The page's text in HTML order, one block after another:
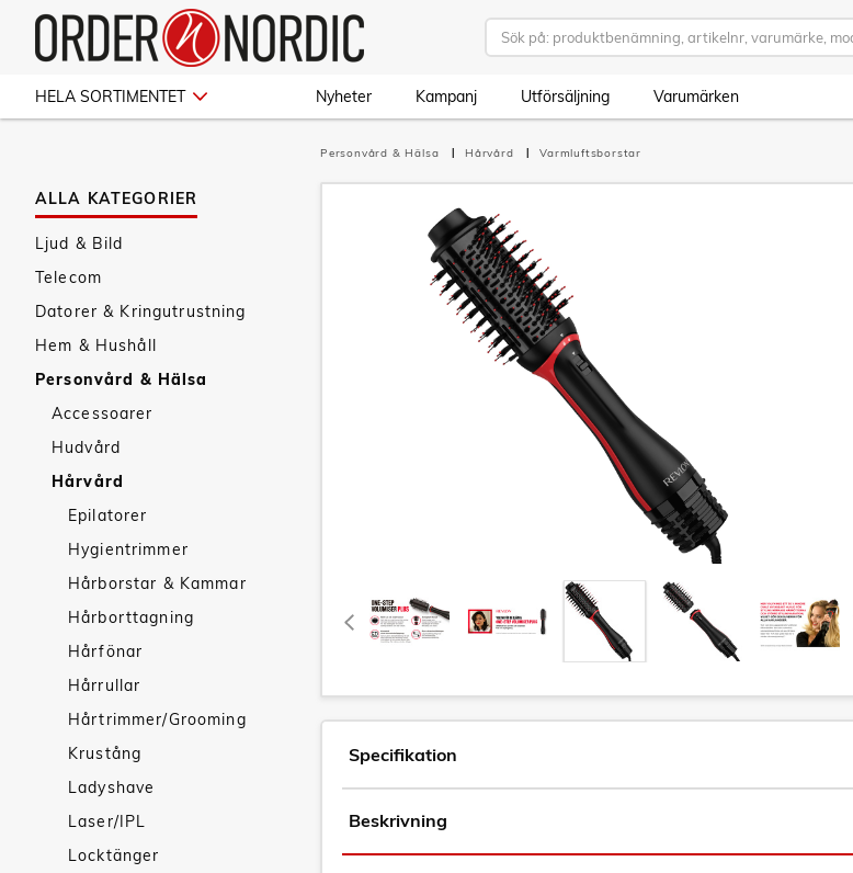
HELA SORTIMENTET Nyheter Kampanj Utförsäljning Varumärken
ALLA KATEGORIER
Ljud & Bild
Telecom
Datorer & Kringutrustning
Hem & Hushåll
Personvård & Hälsa
Accessoarer
Hudvård
Hårvård
Epilatorer
Hygientrimmer
Hårborstar & Kammar
Hårborttagning
Hårfönar
Hårrullar
Hårtrimmer/Grooming
Krustång
Ladyshave
Laser/IPL
Locktänger
Personvård & Hälsa Hårvård Varmluftsborstar
Specifikation
Beskrivning